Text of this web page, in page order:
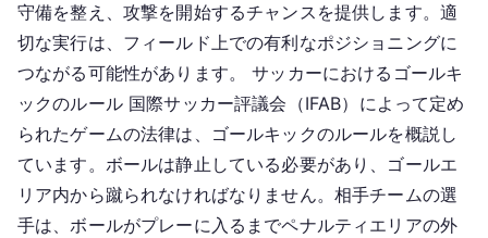
守備を整え、攻撃を開始するチャンスを提供します。適
切な実行は、フィールド上での有利なポジショニングに
つながる可能性があります。 サッカーにおけるゴールキ
ックのルール 国際サッカー評議会（IFAB）によって定め
られたゲームの法律は、ゴールキックのルールを概説し
ています。ボールは静止している必要があり、ゴールエ
リア内から蹴られなければなりません。相手チームの選
手は、ボールがプレーに入るまでペナルティエリアの外